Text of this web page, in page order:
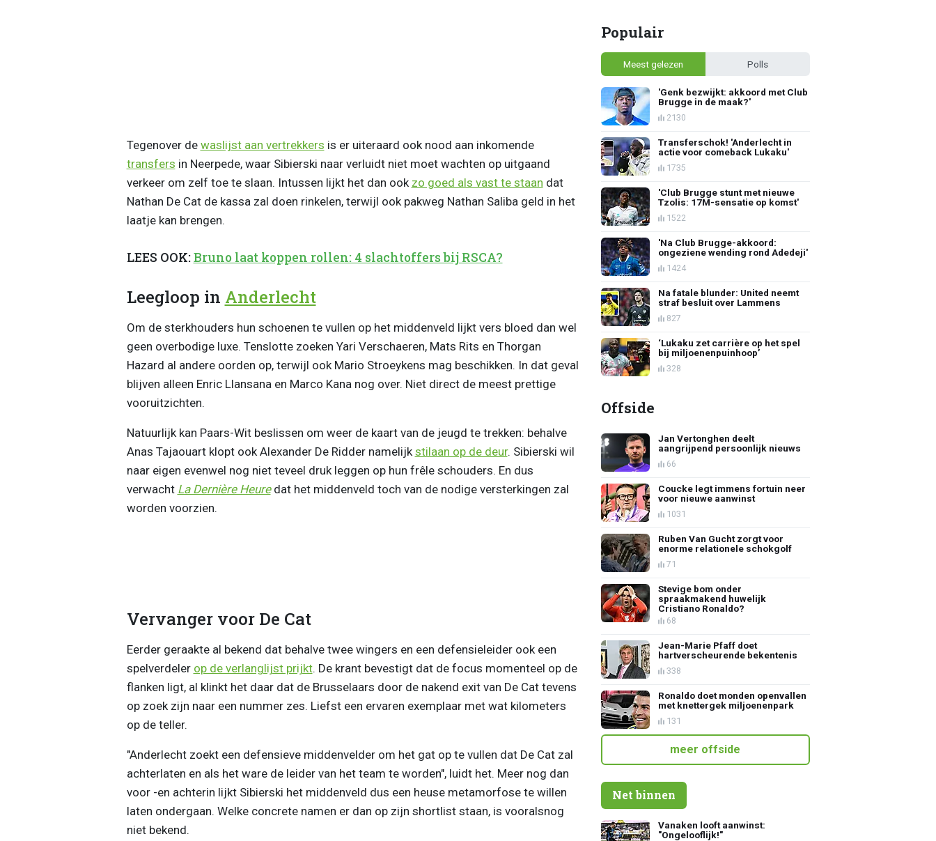
Tegenover de waslijst aan vertrekkers is er uiteraard ook nood aan inkomende
transfers in Neerpede, waar Sibierski naar verluidt niet moet wachten op uitgaand
verkeer om zelf toe te slaan. Intussen lijkt het dan ook zo goed als vast te staan dat
Nathan De Cat de kassa zal doen rinkelen, terwijl ook pakweg Nathan Saliba geld in het
laatje kan brengen.
LEES OOK:Bruno laat koppen rollen: 4 slachtoffers bij RSCA?
Leegloop in Anderlecht
Om de sterkhouders hun schoenen te vullen op het middenveld lijkt vers bloed dan wel
geen overbodige luxe. Tenslotte zoeken Yari Verschaeren, Mats Rits en Thorgan
Hazard al andere oorden op, terwijl ook Mario Stroeykens mag beschikken. In dat geval
blijven alleen Enric Llansana en Marco Kana nog over. Niet direct de meest prettige
vooruitzichten.
Natuurlijk kan Paars-Wit beslissen om weer de kaart van de jeugd te trekken: behalve
Anas Tajaouart klopt ook Alexander De Ridder namelijk stilaan op de deur. Sibierski wil
naar eigen evenwel nog niet teveel druk leggen op hun frêle schouders. En dus
verwacht La Dernière Heure dat het middenveld toch van de nodige versterkingen zal
worden voorzien.
Vervanger voor De Cat
Eerder geraakte al bekend dat behalve twee wingers en een defensieleider ook een
spelverdeler op de verlanglijst prijkt. De krant bevestigt dat de focus momenteel op de
flanken ligt, al klinkt het daar dat de Brusselaars door de nakend exit van De Cat tevens
op zoek zijn naar een nummer zes. Liefst een ervaren exemplaar met wat kilometers
op de teller.
"Anderlecht zoekt een defensieve middenvelder om het gat op te vullen dat De Cat zal
achterlaten en als het ware de leider van het team te worden", luidt het. Meer nog dan
voor -en achterin lijkt Sibierski het middenveld dus een heuse metamorfose te willen
laten ondergaan. Welke concrete namen er dan op zijn shortlist staan, is vooralsnog
niet bekend.
Populair
Meest gelezen Polls
'Genk bezwijkt: akkoord met Club
Brugge in de maak?'
2130
Transferschok! 'Anderlecht in
actie voor comeback Lukaku'
1735
'Club Brugge stunt met nieuwe
Tzolis: 17M-sensatie op komst'
1522
'Na Club Brugge-akkoord:
ongeziene wending rond Adedeji'
1424
Na fatale blunder: United neemt
straf besluit over Lammens
827
‘Lukaku zet carrière op het spel
bij miljoenenpuinhoop’
328
Offside
Jan Vertonghen deelt
aangrijpend persoonlijk nieuws
66
Coucke legt immens fortuin neer
voor nieuwe aanwinst
1031
Ruben Van Gucht zorgt voor
enorme relationele schokgolf
71
Stevige bom onder
spraakmakend huwelijk
Cristiano Ronaldo?
68
Jean-Marie Pfaff doet
hartverscheurende bekentenis
338
Ronaldo doet monden openvallen
met knettergek miljoenenpark
131
meer offside
Net binnen
Vanaken looft aanwinst:
"Ongelooflijk!"